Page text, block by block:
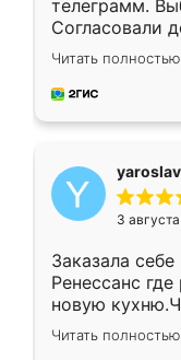
телеграмм.
Согласовали
недели кухня
довольны
мебель за
Читать полностью
3
Заказала
Ренессанс
новую
вполне
два года,
Читать полностью